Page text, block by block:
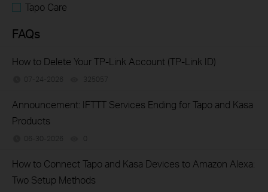
Tapo Care
FAQs
How to Delete Your TP-Link Account (TP-Link ID)
07-24-2026 325057
Announcement: IFTTT Services Ending for Tapo and Kasa
Products
06-30-2026 0
How to Connect Tapo and Kasa Devices to Amazon Alexa:
Two Setup Methods